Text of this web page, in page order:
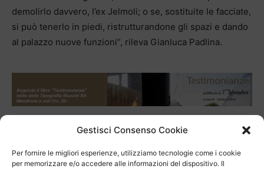
Gestisci Consenso Cookie
Per fornire le migliori esperienze, utilizziamo tecnologie come i cookie
per memorizzare e/o accedere alle informazioni del dispositivo. Il
demolirlo davvero, l’ex Jelmoli; o se, sostituite le facciate,
si può tenerlo in piedi, ristrutturandone gli spazi e dando
al palazzo nuove funzioni”, rileva Gianluca Padlina.